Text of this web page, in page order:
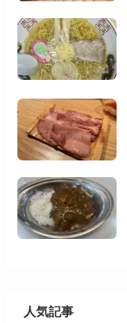
人気記事